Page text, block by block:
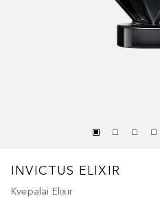
INVICTUS ELIXIR
Kvepalai Elixir